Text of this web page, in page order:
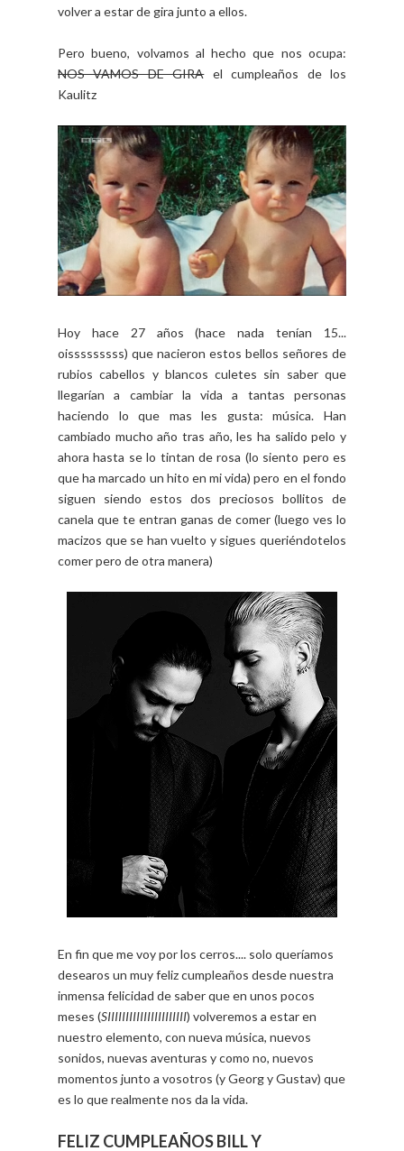
volver a estar de gira junto a ellos.
Pero bueno, volvamos al hecho que nos ocupa:
NOS VAMOS DE GIRAel cumpleaños de los
Kaulitz
Hoy hace 27 años (hace nada tenían 15...
oisssssssss) que nacieron estos bellos señores de
rubios cabellos y blancos culetes sin saber que
llegarían a cambiar la vida a tantas personas
haciendo lo que mas les gusta: música. Han
cambiado mucho año tras año, les ha salido pelo y
ahora hasta se lo tintan de rosa (lo siento pero es
que ha marcado un hito en mi vida) pero en el fondo
siguen siendo estos dos preciosos bollitos de
canela que te entran ganas de comer (luego ves lo
macizos que se han vuelto y sigues queriéndotelos
comer pero de otra manera)
En fin que me voy por los cerros.... solo queríamos
desearos un muy feliz cumpleaños desde nuestra
inmensa felicidad de saber que en unos pocos
meses (SIIIIIIIIIIIIIIIIIIIIII) volveremos a estar en
nuestro elemento, con nueva música, nuevos
sonidos, nuevas aventuras y como no, nuevos
momentos junto a vosotros (y Georg y Gustav) que
es lo que realmente nos da la vida.
FELIZ CUMPLEAÑOS BILL Y